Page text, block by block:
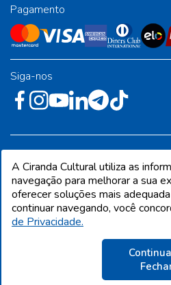
Pagamento
Siga-nos
Industrial - Jandira/SP -
CIRANDA CULTURAL EDITORA E
reservados. Proibida reprodução total ou
alterações sem
CNPJ 68.216.860/0001-09 |
A Ciranda Cultural utiliza as
navegação para melhorar a sua
oferecer soluções mais
continuar navegando, você
de Privacidade.